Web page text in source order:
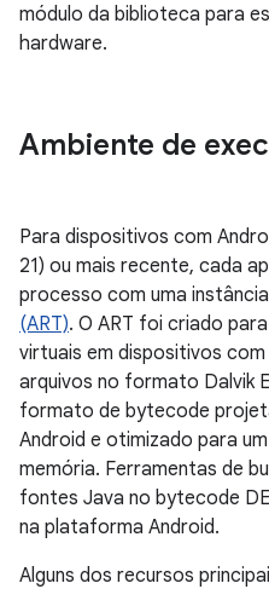
módulo da biblioteca para
hardware.
Ambiente de
Para dispositivos com
21) ou mais recente, cada
processo com uma
(ART). O ART foi criado
virtuais em dispositivos
arquivos no formato Dalvik
formato de bytecode
Android e otimizado para
memória. Ferramentas de
fontes Java no bytecode
na plataforma Android.
Alguns dos recursos